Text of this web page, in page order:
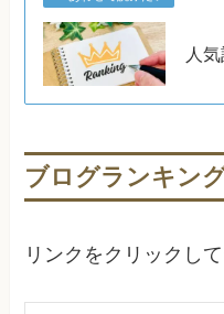
人
ブログランキン
リンクをクリックし